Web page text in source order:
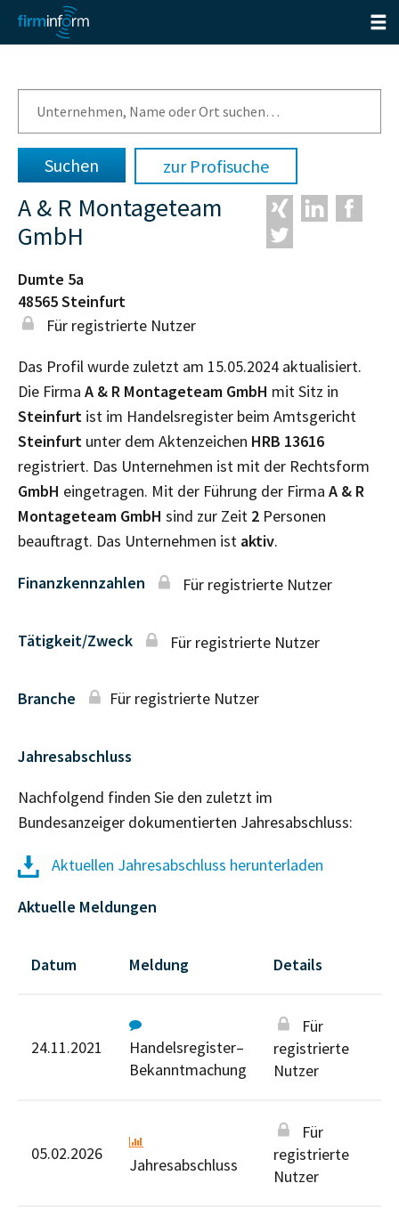
zur Profisuche
A & R Montageteam
GmbH
Dumte 5a
48565Steinfurt
Für registrierte Nutzer
Das Profil wurde zuletzt am 15.05.2024 aktualisiert.
Die Firma A & R Montageteam GmbH mit Sitz in
Steinfurt ist im Handelsregister beim Amtsgericht
Steinfurt unter dem Aktenzeichen HRB 13616
registriert. Das Unternehmen ist mit der Rechtsform
GmbH eingetragen. Mit der Führung der Firma A & R
Montageteam GmbH sind zur Zeit 2 Personen
beauftragt. Das Unternehmen ist aktiv.
Finanzkennzahlen Für registrierte Nutzer
Tätigkeit/Zweck Für registrierte Nutzer
Branche Für registrierte Nutzer
Jahresabschluss
Nachfolgend finden Sie den zuletzt im
Bundesanzeiger dokumentierten Jahresabschluss:
Aktuellen Jahresabschluss herunterladen
Aktuelle Meldungen
Datum Meldung Details
24.11.2021
Handelsregister–
Bekanntmachung
Für
registrierte
Nutzer
05.02.2026
Jahresabschluss
Für
registrierte
Nutzer